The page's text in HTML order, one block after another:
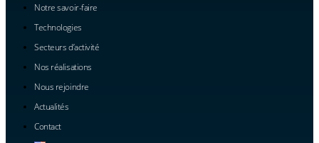
Notre savoir-faire
Technologies
Secteurs d’activité
Nos réalisations
Nous rejoindre
Actualités
Contact